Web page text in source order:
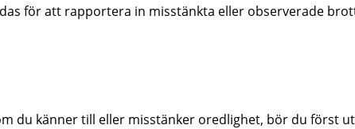
för att rapportera in misstänkta eller observerade
du känner till eller misstänker oredlighet, bör du först